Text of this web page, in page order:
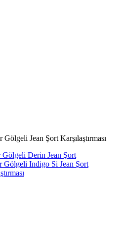
Jean Şort Karşılaştırması
Derin Jean Şort
Indigo Si Jean Şort